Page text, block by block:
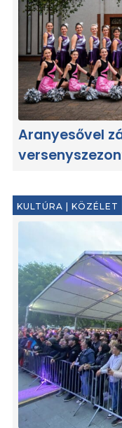
Aranyesővel
KULTÚRA | KÖZÉLET